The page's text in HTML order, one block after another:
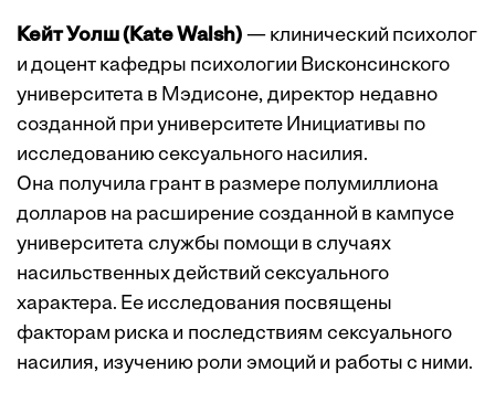
Кейт Уолш (Kate Walsh) — клинический психолог
и доцент кафедры психологии Висконсинского
университета в Мэдисоне, директор недавно
созданной при университете Инициативы по
исследованию сексуального насилия.
Она получила грант в размере полумиллиона
долларов на расширение созданной в кампусе
университета службы помощи в случаях
насильственных действий сексуального
характера. Ее исследования посвящены
факторам риска и последствиям сексуального
насилия, изучению роли эмоций и работы с ними.